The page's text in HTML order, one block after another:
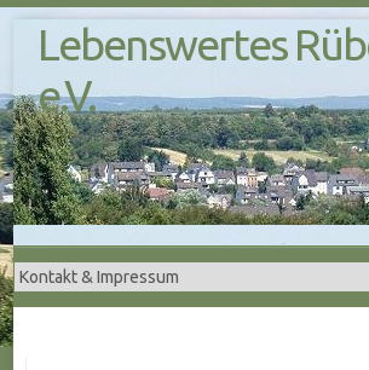
p
t
o
c
o
n
t
e
n
Lebenswertes
e.V.